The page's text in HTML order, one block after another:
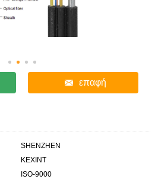
επαφή
SHENZHEN
KEXINT
ISO-9000